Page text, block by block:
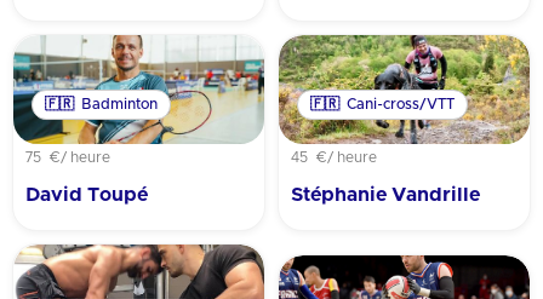
🇫🇷 Badminton
75 €/ heure
David Toupé
🇫🇷 Cani-cross/VTT
45 €/ heure
Stéphanie Vandrille